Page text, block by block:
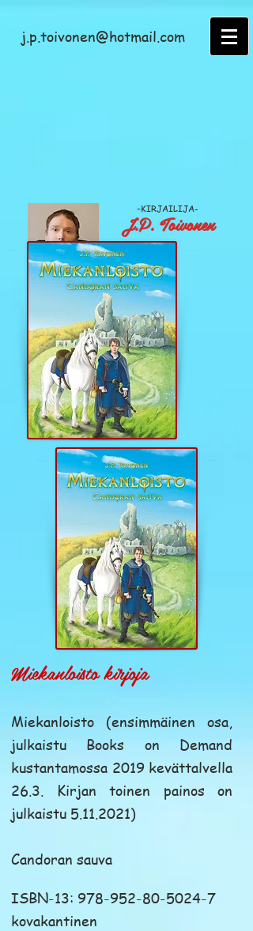
j.p.toivonen@hotmail.com
-KIRJAILIJA-
J.P. Toivonen
Miekanloisto kirjoja
Miekanloisto (ensimmäinen osa,
julkaistu Books on Demand
kustantamossa 2019 kevättalvella
26.3. Kirjan toinen painos on
julkaistu 5.11.2021)
Candoran sauva
ISBN-13: 978-952-80-5024-7
kovakantinen